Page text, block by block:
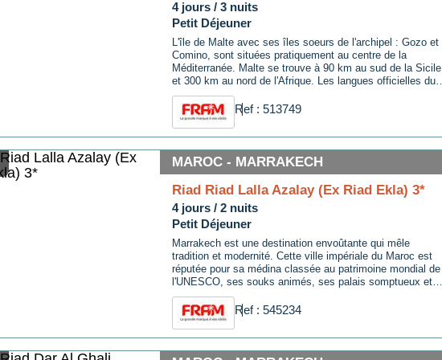
4 jours / 3 nuits
Petit Déjeuner
L'île de Malte avec ses îles soeurs de l'archipel : Gozo et
Comino, sont situées pratiquement au centre de la
Méditerranée. Malte se trouve à 90 km au sud de la Sicile
et 300 km au nord de l'Afrique. Les langues officielles du
pays sont le maltais et l'anglais. Malte est la plus grande
île et le centre culturel, commercial et administratif. Gozo
...
Ref : 513749
MAROC - MARRAKECH
Riad Riad Lalla Azalay (Ex Riad Ekla) 3*
4 jours / 2 nuits
Petit Déjeuner
Marrakech est une destination envoûtante qui mêle
tradition et modernité. Cette ville impériale du Maroc est
réputée pour sa médina classée au patrimoine mondial de
l'UNESCO, ses souks animés, ses palais somptueux et
ses jardins luxuriants. Les visiteurs peuvent se perdre
dans les ruelles étroites de la médina, découvrir des
trésors artisanaux ...
Ref : 545234